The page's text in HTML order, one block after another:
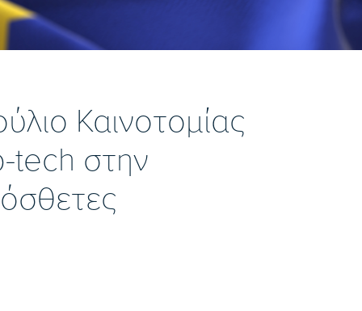
Καινοτομίας
tech στην